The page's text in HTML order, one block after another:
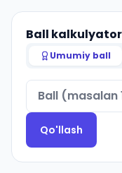
Ball
Umumiy ball
Qo'llash